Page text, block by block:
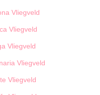
Vliegveld
Vliegveld
Vliegveld
Vliegveld
Vliegveld